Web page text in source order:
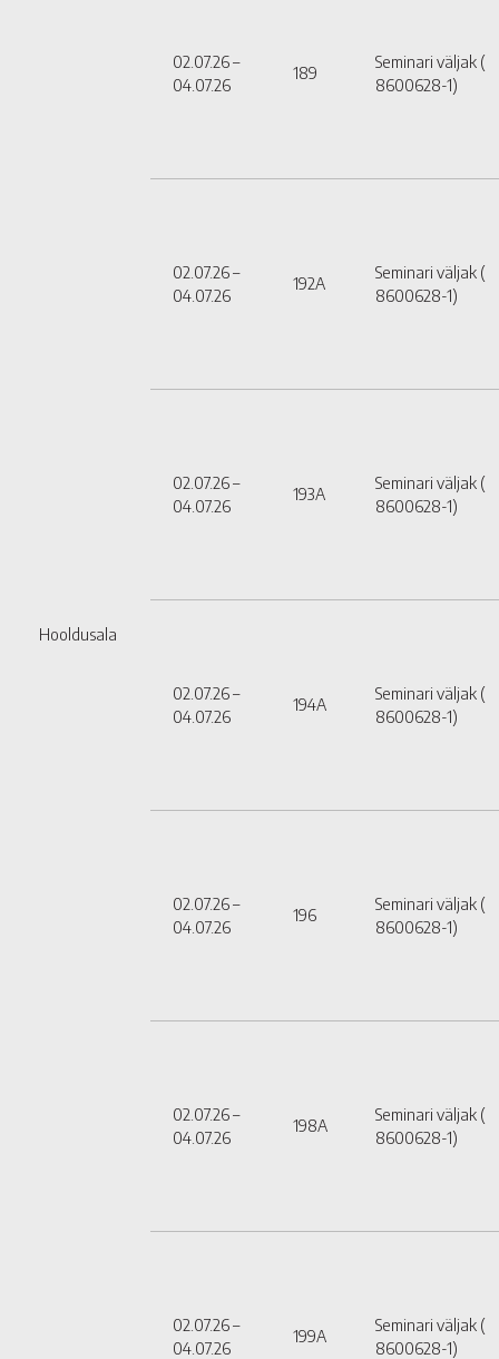
Hooldusala
02.07.26 –
04.07.26
189
Seminari väljak (
8600628-1)
02.07.26 –
04.07.26
192A
Seminari väljak (
8600628-1)
02.07.26 –
04.07.26
193A
Seminari väljak (
8600628-1)
02.07.26 –
04.07.26
194A
Seminari väljak (
8600628-1)
02.07.26 –
04.07.26
196
Seminari väljak (
8600628-1)
02.07.26 –
04.07.26
198A
Seminari väljak (
8600628-1)
02.07.26 –
04.07.26
199A
Seminari väljak (
8600628-1)